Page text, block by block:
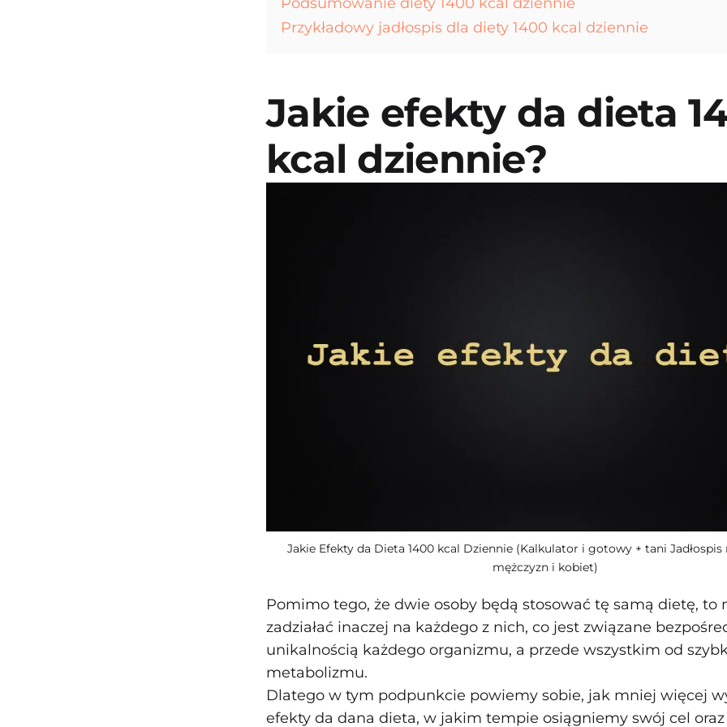
Przykładowy jadłospis dla diety 1400 kcal dziennie
Jakie efekty da dieta
kcal dziennie?
Jakie Efekty da Dieta 1400 kcal Dziennie (Kalkulator i gotowy + tani Jadłospis
mężczyzn i kobiet)
Pomimo tego, że dwie osoby będą stosować tę samą dietę, to
zadziałać inaczej na każdego z nich, co jest związane
unikalnością każdego organizmu, a przede wszystkim od
metabolizmu.
Dlatego w tym podpunkcie powiemy sobie, jak mniej więcej
efekty da dana dieta, w jakim tempie osiągniemy swój cel